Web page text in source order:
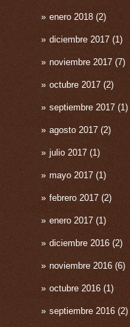
enero 2018 (2)
diciembre 2017 (1)
noviembre 2017 (7)
octubre 2017 (2)
septiembre 2017 (1)
agosto 2017 (2)
julio 2017 (1)
mayo 2017 (1)
febrero 2017 (2)
enero 2017 (1)
diciembre 2016 (2)
noviembre 2016 (6)
octubre 2016 (1)
septiembre 2016 (2)